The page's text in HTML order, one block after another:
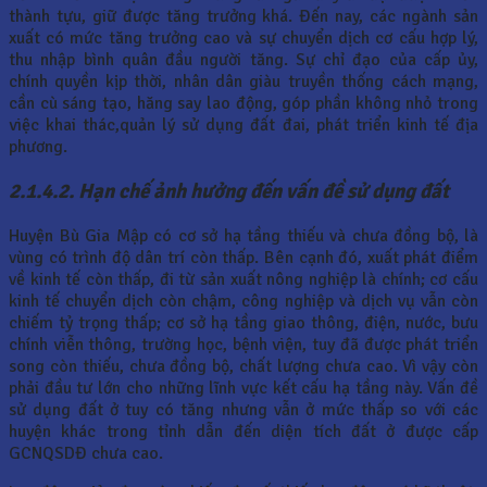
thành tựu, giữ được tăng trưởng khá. Đến nay, các ngành sản
xuất có mức tăng trưởng cao và sự chuyển dịch cơ cấu hợp lý,
thu nhập bình quân đầu người tăng. Sự chỉ đạo của cấp ủy,
chính quyền kịp thời, nhân dân giàu truyền thống cách mạng,
cần cù sáng tạo, hăng say lao động, góp phần không nhỏ trong
việc khai thác,quản lý sử dụng đất đai, phát triển kinh tế địa
phương.
2.1.4.2. Hạn chế ảnh hưởng đến vấn đề sử dụng đất
Huyện Bù Gia Mập có cơ sở hạ tầng thiếu và chưa đồng bộ, là
vùng có trình độ dân trí còn thấp. Bên cạnh đó, xuất phát điểm
về kinh tế còn thấp, đi từ sản xuất nông nghiệp là chính; cơ cấu
kinh tế chuyển dịch còn chậm, công nghiệp và dịch vụ vẫn còn
chiếm tỷ trọng thấp; cơ sở hạ tầng giao thông, điện, nước, bưu
chính viễn thông, trường học, bệnh viện, tuy đã được phát triển
song còn thiếu, chưa đồng bộ, chất lượng chưa cao. Vì vậy còn
phải đầu tư lớn cho những lĩnh vực kết cấu hạ tầng này. Vấn đề
sử dụng đất ở tuy có tăng nhưng vẫn ở mức thấp so với các
huyện khác trong tỉnh dẫn đến diện tích đất ở được cấp
GCNQSDĐ chưa cao.